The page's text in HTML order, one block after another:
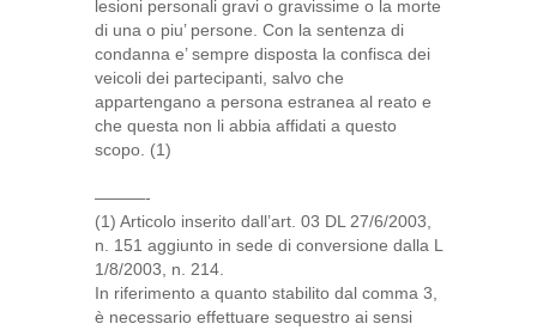
lesioni personali gravi o gravissime o la morte
di una o piu’ persone. Con la sentenza di
condanna e’ sempre disposta la confisca dei
veicoli dei partecipanti, salvo che
appartengano a persona estranea al reato e
che questa non li abbia affidati a questo
scopo. (1)
———-
(1) Articolo inserito dall’art. 03 DL 27/6/2003,
n. 151 aggiunto in sede di conversione dalla L
1/8/2003, n. 214.
In riferimento a quanto stabilito dal comma 3,
è necessario effettuare sequestro ai sensi